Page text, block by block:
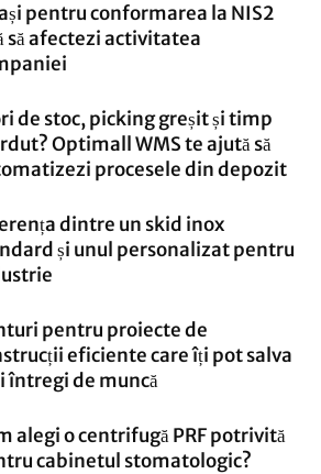
pentru conformarea la NIS2
să afectezi activitatea
de stoc, picking greșit și timp
Optimall WMS te ajută să
procesele din depozit
dintre un skid inox
și unul personalizat pentru
pentru proiecte de
eficiente care îți pot salva
întregi de muncă
alegi o centrifugă PRF potrivită
cabinetul stomatologic?